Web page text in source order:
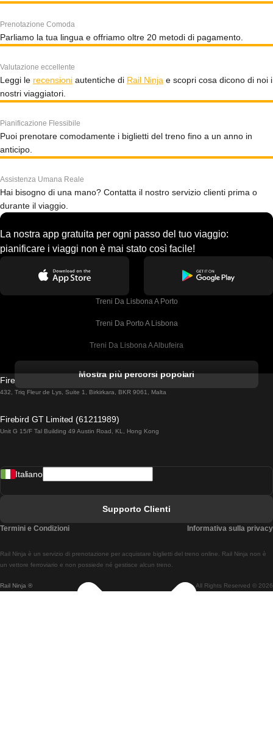
Prenotazione Comoda
Parliamo la tua lingua e offriamo oltre 20 metodi di pagamento.
Valutazione eccellente
Leggi le recensioni autentiche di Rail Ninja e scopri cosa dicono di noi i
nostri viaggiatori.
Pianificazione Flessibile
Puoi prenotare comodamente i biglietti del treno fino a un anno in
anticipo.
Assistenza Umana Reale
Hai bisogno di una mano? Contatta il nostro servizio clienti prima o
durante il viaggio.
La nostra app gratuita per ogni passo del tuo viaggio:
pianificare i viaggi non è mai stato così facile!
Treni Da Lisbona A Porto
Treni Da Porto A Lisbona
Treni Da Lisbona A Albufeira
Treni Da Lisbona A Lagos
Treni Da Lisbona A Madrid
Treni Da Lisbon A Braga
Treni Da Braga A Lisbona
Mostra più percorsi popolari
Firebird GT Limited (OC 1451)
432, Triq Fleur de Lys, Suite 1, Birkirkara, BKR 9061, Malta
Firebird GT Limited (61211989)
Unit G 15/F Tal Building 49 Austin Road, KL, Hong Kong
Rail Ninja ® All Rights Reserved © 2026
Rail Ninja è un servizio di prenotazione per acquistare biglietti del treno online. Rail Ninja non è
un vettore ferroviario e non possiede né gestisce alcun treno.
Italiano
Supporto Clienti
Termini e Condizioni Informativa sulla privacy